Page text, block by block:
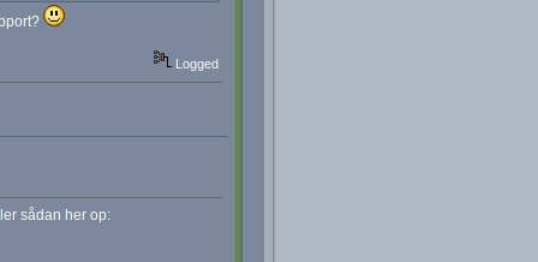
Logged
sådan her op: